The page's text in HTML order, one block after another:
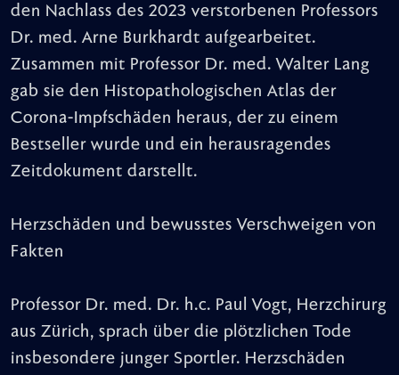
den Nachlass des 2023 verstorbenen Professors
Dr. med. Arne Burkhardt aufgearbeitet.
Zusammen mit Professor Dr. med. Walter Lang
gab sie den Histopathologischen Atlas der
Corona-Impfschäden heraus, der zu einem
Bestseller wurde und ein herausragendes
Zeitdokument darstellt.
Herzschäden und bewusstes Verschweigen von
Fakten
Professor Dr. med. Dr. h.c. Paul Vogt, Herzchirurg
aus Zürich, sprach über die plötzlichen Tode
insbesondere junger Sportler. Herzschäden